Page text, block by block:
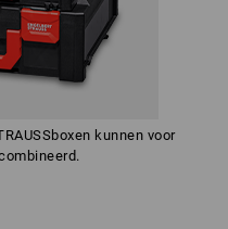
kunnen voor